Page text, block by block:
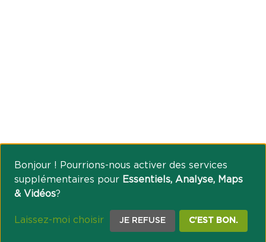
Bonjour ! Pourrions-nous activer des services
supplémentaires pour Essentiels, Analyse, Maps
& Vidéos?
Laissez-moi choisir JE REFUSE C'EST BON.